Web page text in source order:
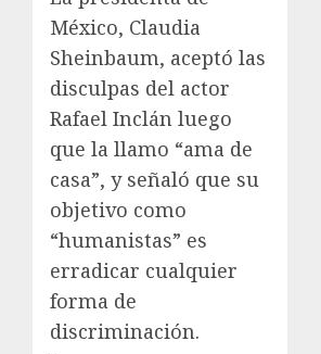
México, Claudia
Sheinbaum, aceptó las
disculpas del actor
Rafael Inclán luego
que la llamo “ama de
casa”, y señaló que su
objetivo como
“humanistas” es
erradicar cualquier
forma de
discriminación.